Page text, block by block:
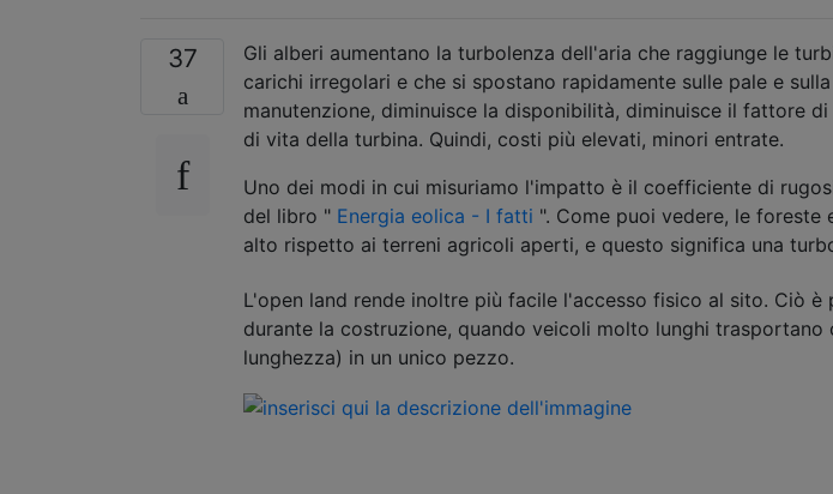
37
Gli alberi aumentano la turbolenza dell'aria che raggiunge le
carichi irregolari e che si spostano rapidamente sulle pale e
manutenzione, diminuisce la disponibilità, diminuisce il fattore
di vita della turbina. Quindi, costi più elevati, minori entrate.
Uno dei modi in cui misuriamo l'impatto è il coefficiente di
del libro " Energia eolica - I fatti ". Come puoi vedere, le
alto rispetto ai terreni agricoli aperti, e questo significa una
L'open land rende inoltre più facile l'accesso fisico al sito. Ciò
durante la costruzione, quando veicoli molto lunghi
lunghezza) in un unico pezzo.